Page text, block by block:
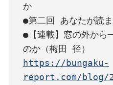
か
●第二回 あなたが読ま
●【連載】窓の外から
https://bungaku-
report.com/blog/